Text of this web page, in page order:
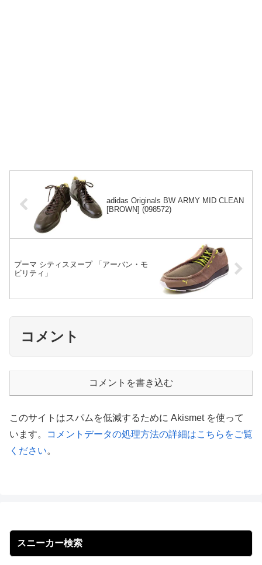
adidas Originals BW ARMY MID CLEAN
[BROWN] (098572)
プーマ シティスヌープ 「アーバン・モ
ビリティ」
コメント
コメントを書き込む
このサイトはスパムを低減するために Akismet を使って
います。
コメントデータの処理方法の詳細はこちらをご覧
ください。
スニーカー検索